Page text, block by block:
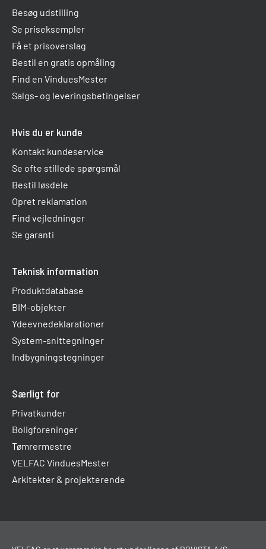
Besøg udstilling
Se priseksempler
Få et prisoverslag
Bestil en gratis opmåling
Find en VinduesMester
Salgs- og leveringsbetingelser
Hvis du er kunde
Kontakt kundeservice
Se ofte stillede spørgsmål
Bestil løsdele
Opret reklamation
Find vejledninger
Se garanti
Teknisk information
Produktdatabase
BIM-objekter
Ydeevnedeklarationer
System-snittegninger
Indbygningstegninger
Særligt for
Privatkunder
Boligforeninger
Tømrermestre
VELFAC VinduesMester
Arkitekter & projekterende